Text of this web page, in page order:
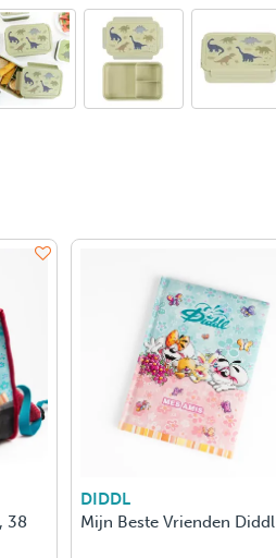
38
DIDDL
Mijn Beste Vrienden Diddl